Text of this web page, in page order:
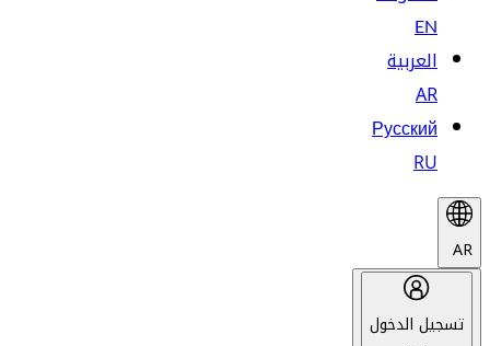
EN
العربية
AR
Русский
RU
AR
تسجيل الدخول